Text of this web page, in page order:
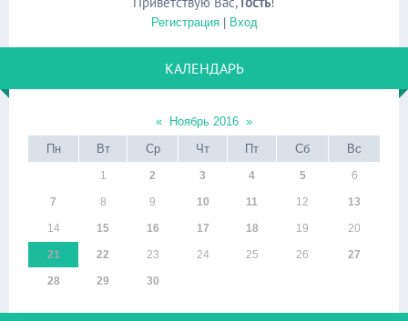
Регистрация| Вход
КАЛЕНДАРЬ
« Ноябрь 2016 »
Пн
Вт Ср Чт Пт Сб Вс
1 2 3 4 5 6
7 8 9 10 11 12 13
14 15 16 17 18 19 20
21 22 23 24 25 26 27
28 29 30